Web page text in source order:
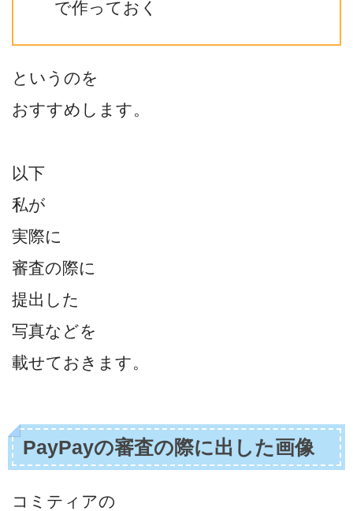
で作っておく
というのを
おすすめします。
以下
私が
実際に
審査の際に
提出した
写真などを
載せておきます。
PayPayの審査の際に出した画像
コミティアの